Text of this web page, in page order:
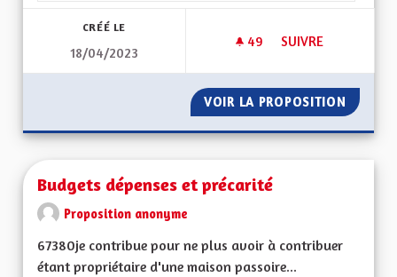
CRÉÉ LE
18/04/2023
49 49 ABONNÉS
SUIVRE
VOIR LA PROPOSITION
Budgets dépenses et précarité
Proposition anonyme
67380je contribue pour ne plus avoir à contribuer
étant propriétaire d'une maison passoire...